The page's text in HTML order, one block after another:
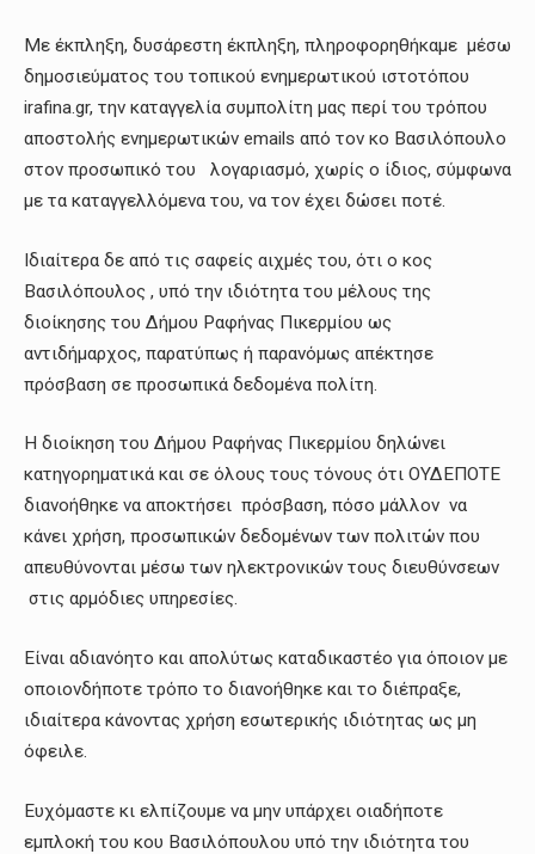
Με έκπληξη, δυσάρεστη έκπληξη, πληροφορηθήκαμε μέσω
δημοσιεύματος του τοπικού ενημερωτικού ιστοτόπου
irafina.gr, την καταγγελία συμπολίτη μας περί του τρόπου
αποστολής ενημερωτικών emails από τον κο Βασιλόπουλο
στον προσωπικό του λογαριασμό, χωρίς ο ίδιος, σύμφωνα
με τα καταγγελλόμενα του, να τον έχει δώσει ποτέ.
Ιδιαίτερα δε από τις σαφείς αιχμές του, ότι ο κος
Βασιλόπουλος , υπό την ιδιότητα του μέλους της
διοίκησης του Δήμου Ραφήνας Πικερμίου ως
αντιδήμαρχος, παρατύπως ή παρανόμως απέκτησε
πρόσβαση σε προσωπικά δεδομένα πολίτη.
Η διοίκηση του Δήμου Ραφήνας Πικερμίου δηλώνει
κατηγορηματικά και σε όλους τους τόνους ότι ΟΥΔΕΠΟΤΕ
διανοήθηκε να αποκτήσει πρόσβαση, πόσο μάλλον να
κάνει χρήση, προσωπικών δεδομένων των πολιτών που
απευθύνονται μέσω των ηλεκτρονικών τους διευθύνσεων
στις αρμόδιες υπηρεσίες.
Είναι αδιανόητο και απολύτως καταδικαστέο για όποιον με
οποιονδήποτε τρόπο το διανοήθηκε και το διέπραξε,
ιδιαίτερα κάνοντας χρήση εσωτερικής ιδιότητας ως μη
όφειλε.
Ευχόμαστε κι ελπίζουμε να μην υπάρχει οιαδήποτε
εμπλοκή του κου Βασιλόπουλου υπό την ιδιότητα του